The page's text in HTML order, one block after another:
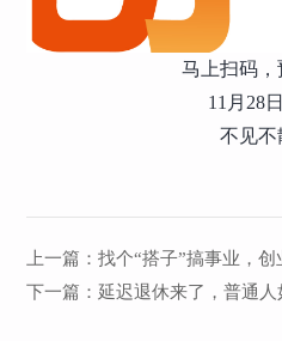
马上扫码，
11月28
不见不
上一篇：找个“搭子”搞事业，创
下一篇：延迟退休来了，普通人